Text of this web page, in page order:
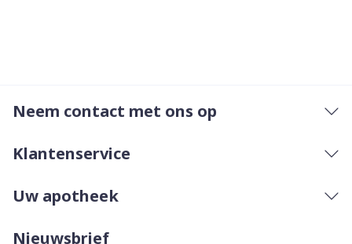
Neem contact met ons op
Klantenservice
Uw apotheek
Nieuwsbrief